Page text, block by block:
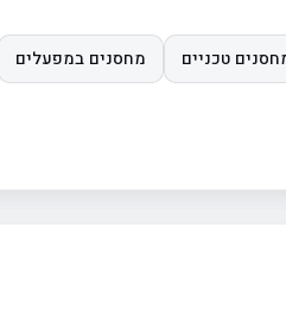
טכניים מחסנים במפעלים